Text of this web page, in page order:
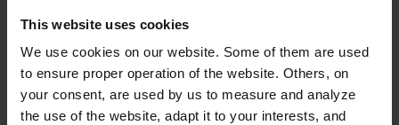
This website uses cookies
We use cookies on our website. Some of them are used
to ensure proper operation of the website. Others, on
your consent, are used by us to measure and analyze
the use of the website, adapt it to your interests, and
mleko spienić mocniej lub słabiej, uzyskując
konsystencję bardziej płynną lub o większej grubości
mlecznej pianki
Smacznego!